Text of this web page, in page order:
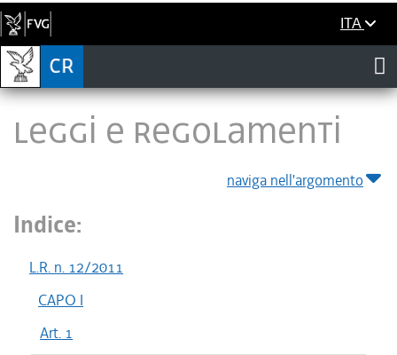
ITA
LEGGI E REGOLAMENTI
naviga nell'argomento
Indice:
L.R. n. 12/2011
CAPO I
Art. 1